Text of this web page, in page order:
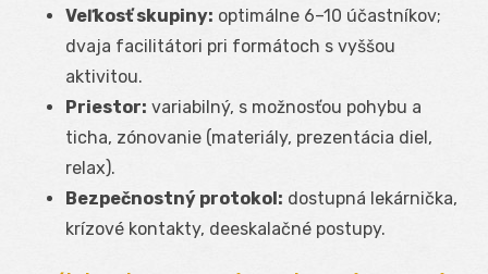
Veľkosť skupiny: optimálne 6–10 účastníkov;
dvaja facilitátori pri formátoch s vyššou
aktivitou.
Priestor: variabilný, s možnosťou pohybu a
ticha, zónovanie (materiály, prezentácia diel,
relax).
Bezpečnostný protokol: dostupná lekárnička,
krízové kontakty, deeskalačné postupy.